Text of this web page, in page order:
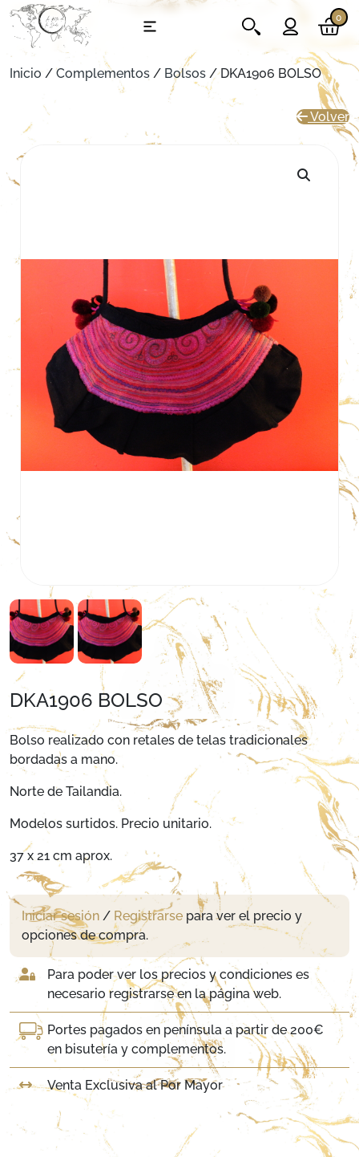
0
Inicio / Complementos / Bolsos / DKA1906 BOLSO
Volver
DKA1906 BOLSO
Bolso realizado con retales de telas tradicionales
bordadas a mano.
Norte de Tailandia.
Modelos surtidos. Precio unitario.
37 x 21 cm aprox.
Iniciar sesión / Registrarse para ver el precio y
opciones de compra.
Para poder ver los precios y condiciones es
necesario registrarse en la página web.
Portes pagados en península a partir de 200€
en bisutería y complementos.
Venta Exclusiva al Por Mayor